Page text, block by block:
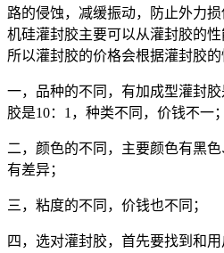
路的侵蚀，减缓振动，防止外力
机硅灌封胶主要可以从灌封胶的性
所以灌封胶的价格会根据灌封胶的
一，品种的不同，有加成型灌封
胶是10：1，种类不同，价钱不一；
二，颜色的不同，主要颜色有黑
有差异；
三，粘度的不同，价钱也不同；
四，选对灌封胶，首先要找到和